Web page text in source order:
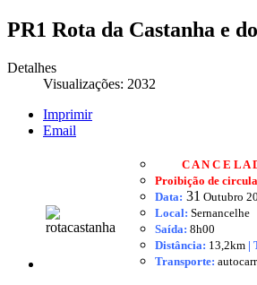
PR1 Rota da Castanha e
Detalhes
Visualizações: 2032
Imprimir
Email
C A N C E L A
Proibição de
Data: 31 Outubro
Local: Sernancelhe
Saída: 8h00
Distância: 13,2km |
Transporte: